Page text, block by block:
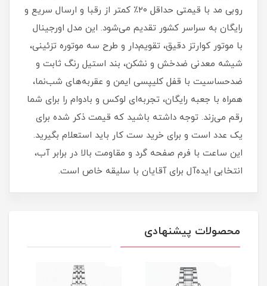
روبی مد با قیمتی حداقل ۲۰٪ کمتر از رقبا و ارسال سریع و
رایگان به سراسر کشور تقدیم می‌شود. این مدل اورجینال
با موتور کوارتز دقیق، تقویم‌دار و طرح سه موتوره تزئینی،
شیشه معدنی ضدخش و نشکن، بند استیل رنگ ثابت و
ضدحساسیت با قفل کلیپسی ایمن و عقربه‌های شب‌نما،
همراه با جعبه رایگان، تجربه‌ای لوکس و بادوام را برای شما
رقم می‌زند. توجه داشته باشید که قیمت ذکر شده برای
یک عدد است و برای خرید ست کار باید استعلام بگیرید.
این ساعت با فرم صفحه گرد و مقاومت بالا در برابر آب،
انتخابی ایده‌آل برای آقایان با سلیقه خاص است.
محصولات پیشنهادی